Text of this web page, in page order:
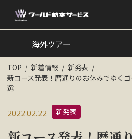
海外ツアー
国内ツアー
クルーズツアー
ツアー催行状況
旅のひろば
海外ツアー
TOP 新着情報
新発表
新コース発表！暦通りのお休みでゆく
選
2022.02.22 新発表